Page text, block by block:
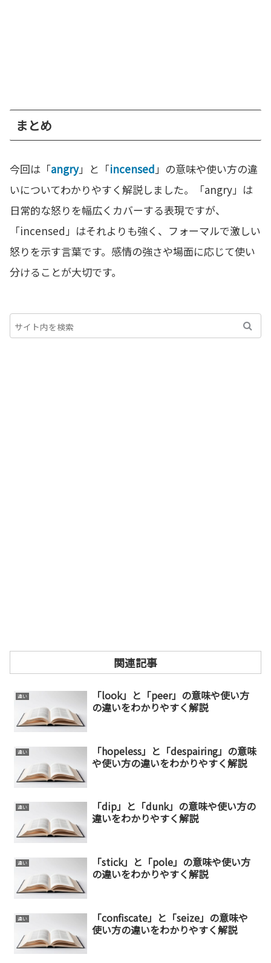
まとめ
今回は「angry」と「incensed」の意味や使い方の違
いについてわかりやすく解説しました。「angry」は
日常的な怒りを幅広くカバーする表現ですが、
「incensed」はそれよりも強く、フォーマルで激しい
怒りを示す言葉です。感情の強さや場面に応じて使い
分けることが大切です。
関連記事
違い
「look」と「peer」の意味や使い方
の違いをわかりやすく解説
違い
「hopeless」と「despairing」の意味
や使い方の違いをわかりやすく解説
違い
「dip」と「dunk」の意味や使い方の
違いをわかりやすく解説
違い
「stick」と「pole」の意味や使い方
の違いをわかりやすく解説
違い
「confiscate」と「seize」の意味や
使い方の違いをわかりやすく解説